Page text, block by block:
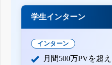
学生インターン
インターン
月間500万PVを超